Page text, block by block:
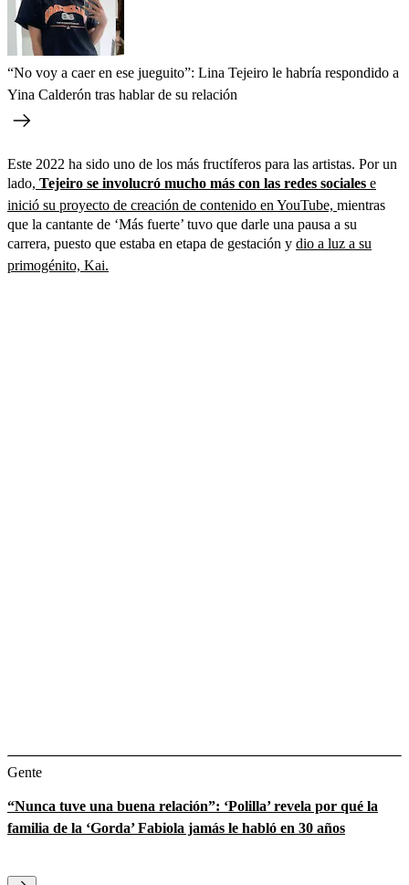
“No voy a caer en ese jueguito”: Lina Tejeiro le habría respondido a
Yina Calderón tras hablar de su relación
Este 2022 ha sido uno de los más fructíferos para las artistas. Por un
lado, Tejeiro se involucró mucho más con las redes sociales e
inició su proyecto de creación de contenido en YouTube, mientras
que la cantante de ‘Más fuerte’ tuvo que darle una pausa a su
carrera, puesto que estaba en etapa de gestación y dio a luz a su
primogénito, Kai.
Gente
“Nunca tuve una buena relación”: ‘Polilla’ revela por qué la
familia de la ‘Gorda’ Fabiola jamás le habló en 30 años